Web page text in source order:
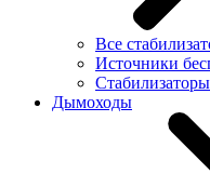
Все
Источники
Дымоходы